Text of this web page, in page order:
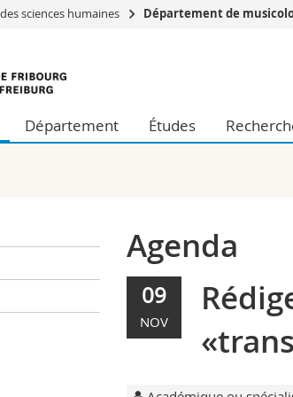
Sciences économiques et
Lettres et sciences humaines
sciences humaines Département de
Département Études
Agenda
09
NOV